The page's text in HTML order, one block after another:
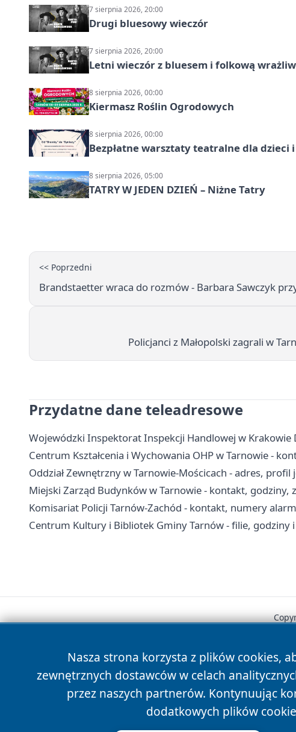
7 sierpnia 2026, 20:00
Drugi bluesowy wieczór
7 sierpnia 2026, 20:00
Letni wieczór z bluesem i folkową
8 sierpnia 2026, 00:00
Kiermasz Roślin Ogrodowych
8 sierpnia 2026, 00:00
Bezpłatne warsztaty teatralne dla dzieci
8 sierpnia 2026, 05:00
TATRY W JEDEN DZIEŃ – Niżne Tatry
<< Poprzedni
Brandstaetter wraca do rozmów - Barbara Sawczyk
Policjanci z Małopolski zagrali w
Przydatne dane teleadresowe
Wojewódzki Inspektorat Inspekcji Handlowej w
Centrum Kształcenia i Wychowania OHP w Tarnowie -
Oddział Zewnętrzny w Tarnowie-Mościcach - adres,
Miejski Zarząd Budynków w Tarnowie - kontakt, godziny,
Komisariat Policji Tarnów-Zachód - kontakt, numery
Centrum Kultury i Bibliotek Gminy Tarnów - filie, godziny
Nasza strona korzysta z plików cookies,
zewnętrznych dostawców w celach
przez naszych partnerów. Kontynuując
dodatkowych plików
News